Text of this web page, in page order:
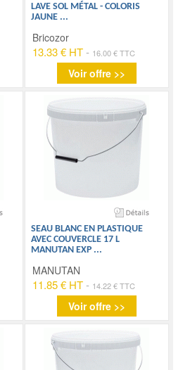
LAVE SOL MÉTAL - COLORIS
JAUNE ...
Bricozor
13.33 € HT- 16.00 € TTC
Voir offre >>
SEAU BLANC EN PLASTIQUE
AVEC COUVERCLE 17 L
MANUTAN EXP ...
MANUTAN
11.85 € HT- 14.22 € TTC
Voir offre >>